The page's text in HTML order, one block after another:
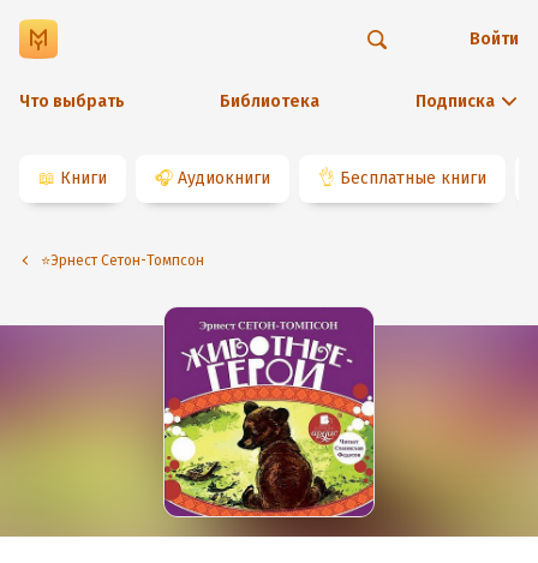
Что выбрать Библиотека Подписка
Войти
📖 Книги 🎧 Аудиокниги 👌 Бесплатные книги
⭐️Эрнест Сетон-Томпсон